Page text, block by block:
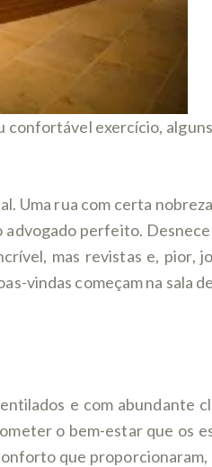
exercício,
rua com certa
perfeito.
mas revistas e, pior,
vindas começam na sala
e com abundante
o bem-estar que os
que